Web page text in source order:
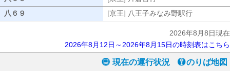
八６９
[京王] 八王子みなみ野駅行
2026年8月8日現在
2026年8月12日～2026年8月15日の時刻表はこちら
現在の運行状況 のりば地図